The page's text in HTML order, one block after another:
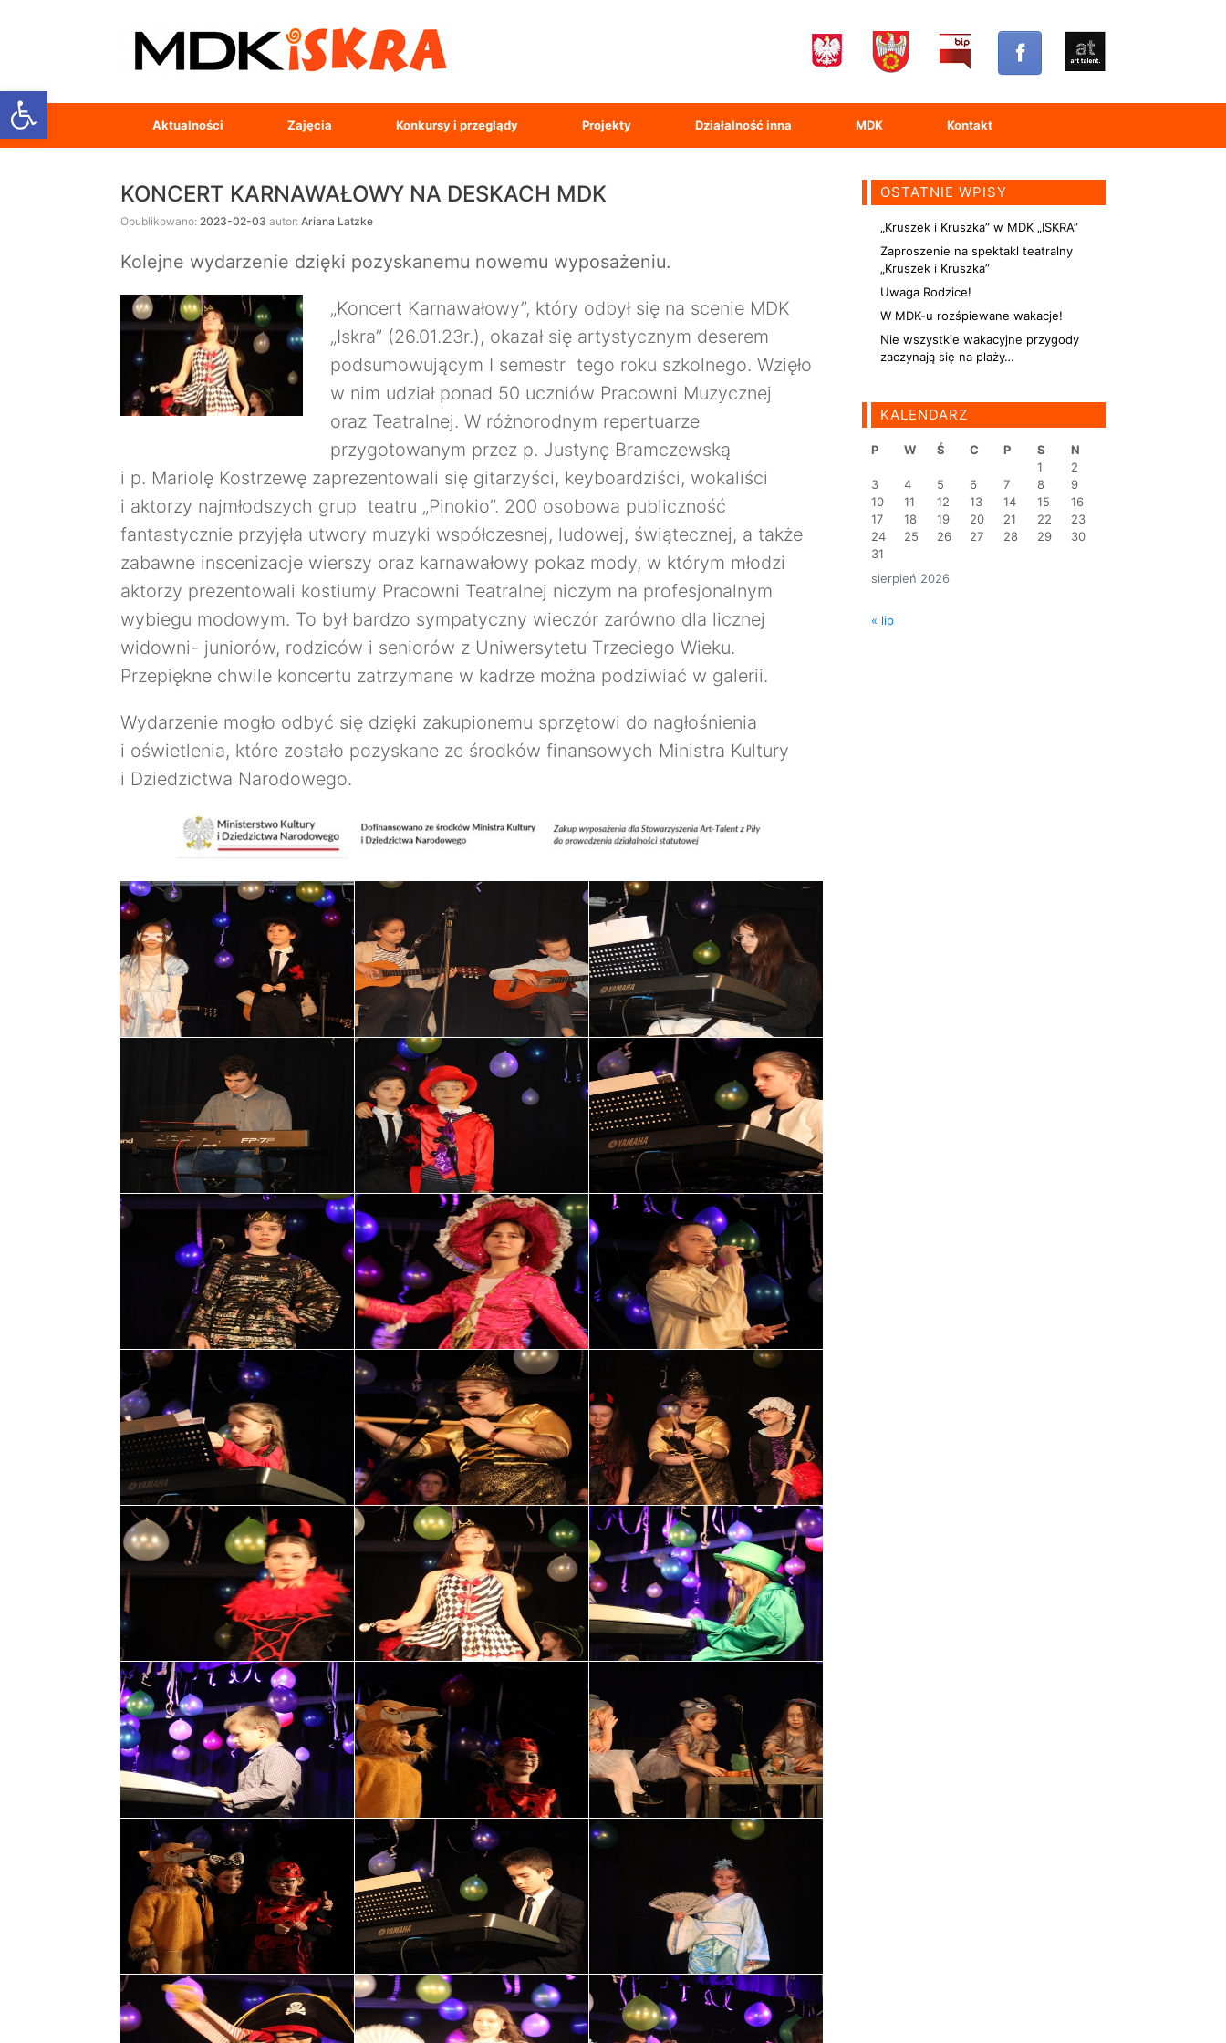
Open toolbar
Aktualności Zajęcia Konkursy i przeglądy Projekty Działalność inna MDK Kontakt
KONCERT KARNAWAŁOWY NA DESKACH MDK
Opublikowano: 2023-02-03 autor: Ariana Latzke
Kolejne wydarzenie dzięki pozyskanemu nowemu wyposażeniu.
„Koncert Karnawałowy”, który odbył się na scenie MDK
„Iskra” (26.01.23r.), okazał się artystycznym deserem
podsumowującym I semestr tego roku szkolnego. Wzięło
w nim udział ponad 50 uczniów Pracowni Muzycznej
oraz Teatralnej. W różnorodnym repertuarze
przygotowanym przez p. Justynę Bramczewską
i p. Mariolę Kostrzewę zaprezentowali się gitarzyści, keyboardziści, wokaliści
i aktorzy najmłodszych grup teatru „Pinokio”. 200 osobowa publiczność
fantastycznie przyjęła utwory muzyki współczesnej, ludowej, świątecznej, a także
zabawne inscenizacje wierszy oraz karnawałowy pokaz mody, w którym młodzi
aktorzy prezentowali kostiumy Pracowni Teatralnej niczym na profesjonalnym
wybiegu modowym. To był bardzo sympatyczny wieczór zarówno dla licznej
widowni- juniorów, rodziców i seniorów z Uniwersytetu Trzeciego Wieku.
Przepiękne chwile koncertu zatrzymane w kadrze można podziwiać w galerii.
Wydarzenie mogło odbyć się dzięki zakupionemu sprzętowi do nagłośnienia
i oświetlenia, które zostało pozyskane ze środków finansowych Ministra Kultury
i Dziedzictwa Narodowego.
OSTATNIE WPISY
„Kruszek i Kruszka” w MDK „ISKRA”
Zaproszenie na spektakl teatralny
„Kruszek i Kruszka”
Uwaga Rodzice!
W MDK-u rozśpiewane wakacje!
Nie wszystkie wakacyjne przygody
zaczynają się na plaży…
KALENDARZ
sierpień 2026
P W Ś C P S
N
1
2
3
4 5 6 7 8
9
10
11 12 13 14 15
16
17
18 19 20 21 22
23
24
25 26 27 28 29
30
31
« lip